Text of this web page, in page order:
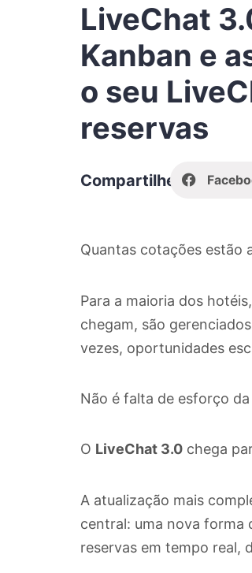
LiveChat
Kanban e
o seu
reservas
Compartilhe
Quantas cotações estão
Para a maioria dos
chegam, são
vezes, oportunidades
Não é falta de esforço
O LiveChat 3.0 chega
A atualização mais
central: uma nova forma
reservas em tempo real,